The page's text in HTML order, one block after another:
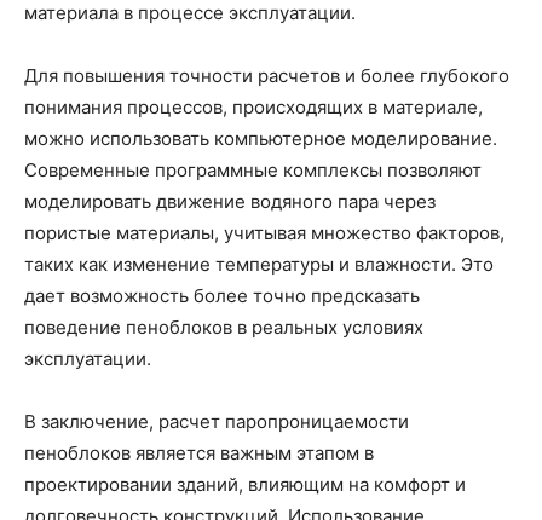
материала в процессе эксплуатации.
Для повышения точности расчетов и более глубокого
понимания процессов, происходящих в материале,
можно использовать компьютерное моделирование.
Современные программные комплексы позволяют
моделировать движение водяного пара через
пористые материалы, учитывая множество факторов,
таких как изменение температуры и влажности. Это
дает возможность более точно предсказать
поведение пеноблоков в реальных условиях
эксплуатации.
В заключение, расчет паропроницаемости
пеноблоков является важным этапом в
проектировании зданий, влияющим на комфорт и